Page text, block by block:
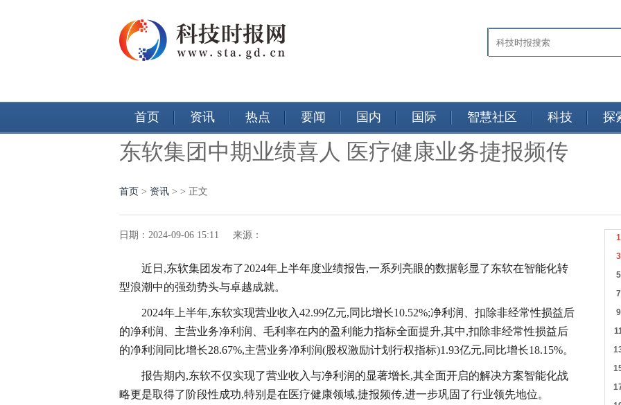
首页 资讯 热点 要闻 国内 国际 智慧社区 科技 探
东软集团中期业绩喜人 医疗健康业务捷报频传
首页 > 资讯 > > 正文
日期：2024-09-06 15:11 来源：
近日,东软集团发布了2024年上半年度业绩报告,一系列亮眼的数据彰显了东软在智能化转
型浪潮中的强劲势头与卓越成就。
2024年上半年,东软实现营业收入42.99亿元,同比增长10.52%;净利润、扣除非经常性损益后
的净利润、主营业务净利润、毛利率在内的盈利能力指标全面提升,其中,扣除非经常性损益后
的净利润同比增长28.67%,主营业务净利润(股权激励计划行权指标)1.93亿元,同比增长18.15%。
报告期内,东软不仅实现了营业收入与净利润的显著增长,其全面开启的解决方案智能化战
略更是取得了阶段性成功,特别是在医疗健康领域,捷报频传,进一步巩固了行业领先地位。